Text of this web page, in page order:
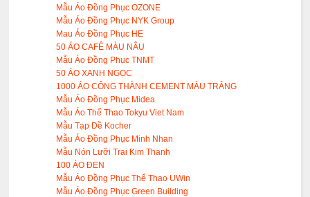
Mẫu Áo Đồng Phục OZONE
Mẫu Áo Đồng Phục NYK Group
Mau Áo Đồng Phục HE
50 ÁO CAFÊ MÀU NÂU
Mẫu Áo Đồng Phục TNMT
50 ÁO XANH NGỌC
1000 ÁO CÔNG THÀNH CEMENT MÀU TRẮNG
Mẫu Áo Đồng Phục Midea
Mẫu Áo Thể Thao Tokyu Viet Nam
Mẫu Tạp Dề Kocher
Mẫu Áo Đồng Phục Minh Nhan
Mẫu Nón Lưỡi Trai Kim Thanh
100 ÁO ĐEN
Mẫu Áo Đồng Phục Thể Thao UWin
Mẫu Áo Đồng Phục Green Building